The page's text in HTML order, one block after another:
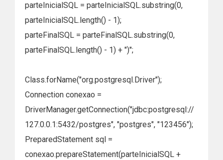
parteInicialSQL = parteInicialSQL.substring(0,
parteInicialSQL.length() - 1);
parteFinalSQL = parteFinalSQL.substring(0,
parteFinalSQL.length() - 1) + ")";
Class.forName("org.postgresql.Driver");
Connection conexao =
DriverManager.getConnection("jdbc:postgresql://
127.0.0.1:5432/postgres", "postgres", "123456");
PreparedStatement sql =
conexao.prepareStatement(parteInicialSQL +